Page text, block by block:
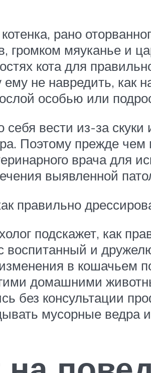
рано
громком мяуканье и
кота для
не навредить, как
особью или
себя вести из-за
Поэтому прежде чем
врача для
выявленной
правильно
подскажет, как
воспитанный и
в кошачьем
домашними
без консультации
мусорные ведра